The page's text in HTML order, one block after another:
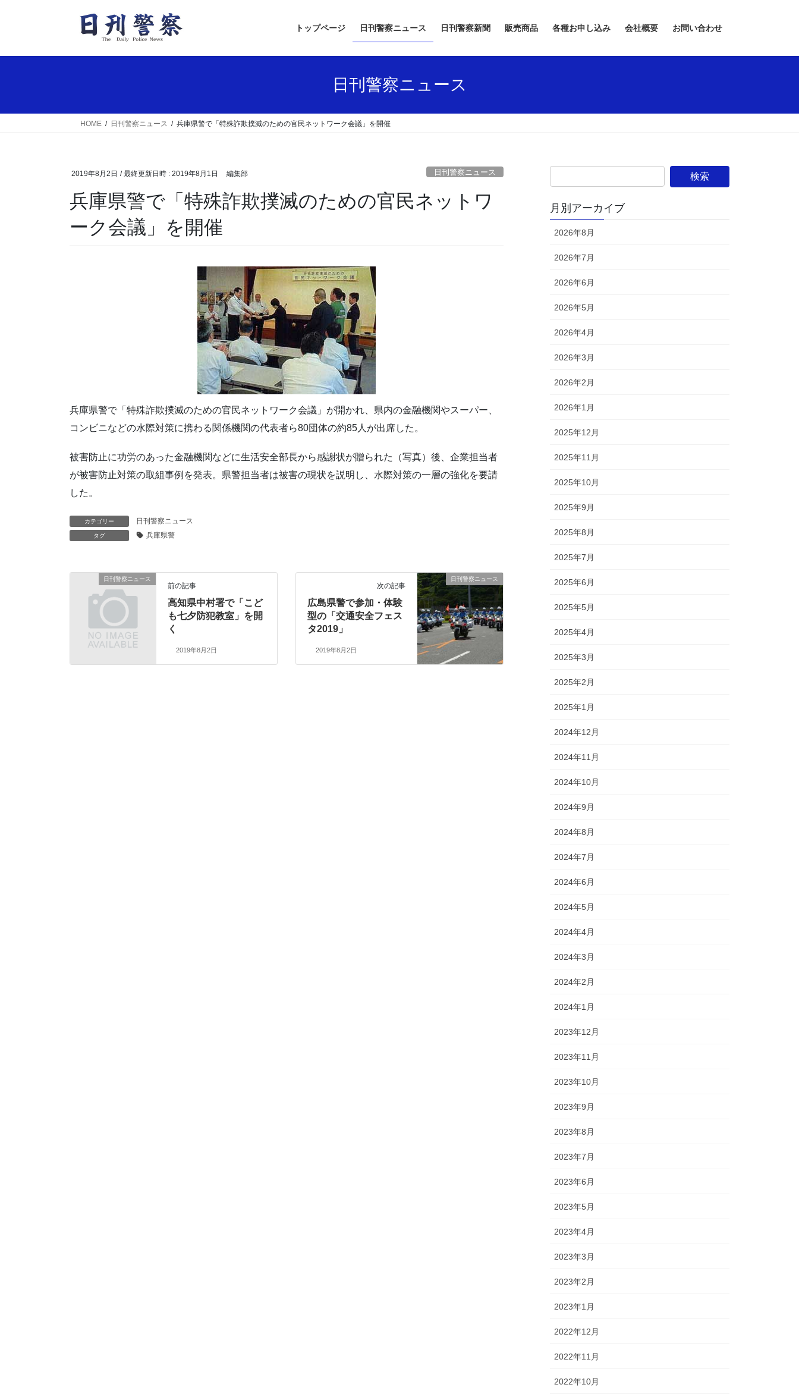
トップページ 日刊警察ニュース 日刊警察新聞 販売商品 各種お申し込み 会社概要 お問い合わせ
日刊警察ニュース
HOME 日刊警察ニュース 兵庫県警で「特殊詐欺撲滅のための官民ネットワーク会議」を開催
2019年8月2日 / 最終更新日時 : 2019年8月1日 編集部 日刊警察ニュース
兵庫県警で「特殊詐欺撲滅のための官民ネットワ
ーク会議」を開催
兵庫県警で「特殊詐欺撲滅のための官民ネットワーク会議」が開かれ、県内の金融機関やスーパー、
コンビニなどの水際対策に携わる関係機関の代表者ら80団体の約85人が出席した。
被害防止に功労のあった金融機関などに生活安全部長から感謝状が贈られた（写真）後、企業担当者
が被害防止対策の取組事例を発表。県警担当者は被害の現状を説明し、水際対策の一層の強化を要請
した。
カテゴリー 日刊警察ニュース
タグ 兵庫県警
日刊警察ニュース
前の記事
高知県中村署で「こど
も七夕防犯教室」を開
く
2019年8月2日
日刊警察ニュース
次の記事
広島県警で参加・体験
型の「交通安全フェス
タ2019」
2019年8月2日
月別アーカイブ
2026年8月
2026年7月
2026年6月
2026年5月
2026年4月
2026年3月
2026年2月
2026年1月
2025年12月
2025年11月
2025年10月
2025年9月
2025年8月
2025年7月
2025年6月
2025年5月
2025年4月
2025年3月
2025年2月
2025年1月
2024年12月
2024年11月
2024年10月
2024年9月
2024年8月
2024年7月
2024年6月
2024年5月
2024年4月
2024年3月
2024年2月
2024年1月
2023年12月
2023年11月
2023年10月
2023年9月
2023年8月
2023年7月
2023年6月
2023年5月
2023年4月
2023年3月
2023年2月
2023年1月
2022年12月
2022年11月
2022年10月